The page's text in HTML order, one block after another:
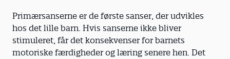
Primærsanserne er de første sanser, der udvikles
hos det lille barn. Hvis sanserne ikke bliver
stimuleret, får det konsekvenser for barnets
motoriske færdigheder og læring senere hen. Det